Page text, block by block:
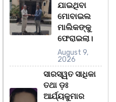
ଯାଇଥିବା
ମୋବାଇଲ
ମାଲିକଙ୍କୁ
ଫେରାଇଲା।
August 9,
2026
ସାରସ୍ୱତ ସାଧିକା
ତଥା ଡ଼ଃ
ଆର୍ଯ୍ୟକୁମାର